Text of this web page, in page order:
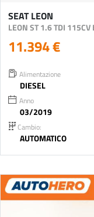
SEAT LEON
11.394 €
Alimentazione
DIESEL
Anno
03/2019
Cambio:
AUTOMATICO